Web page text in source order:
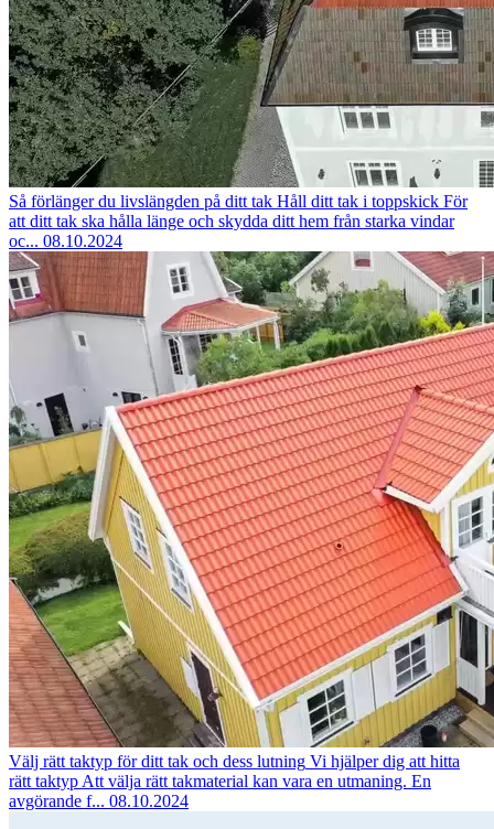
Så förlänger du livslängden på ditt tak Håll ditt tak i toppskick För
att ditt tak ska hålla länge och skydda ditt hem från starka vindar
oc... 08.10.2024
Välj rätt taktyp för ditt tak och dess lutning Vi hjälper dig att hitta
rätt taktyp Att välja rätt takmaterial kan vara en utmaning. En
avgörande f... 08.10.2024